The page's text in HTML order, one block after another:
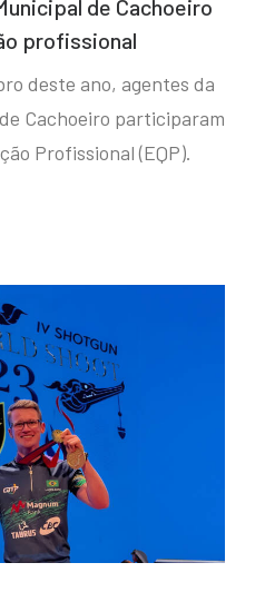
de Cachoeiro
profissional
deste ano, agentes da
Cachoeiro participaram
Profissional (EQP).